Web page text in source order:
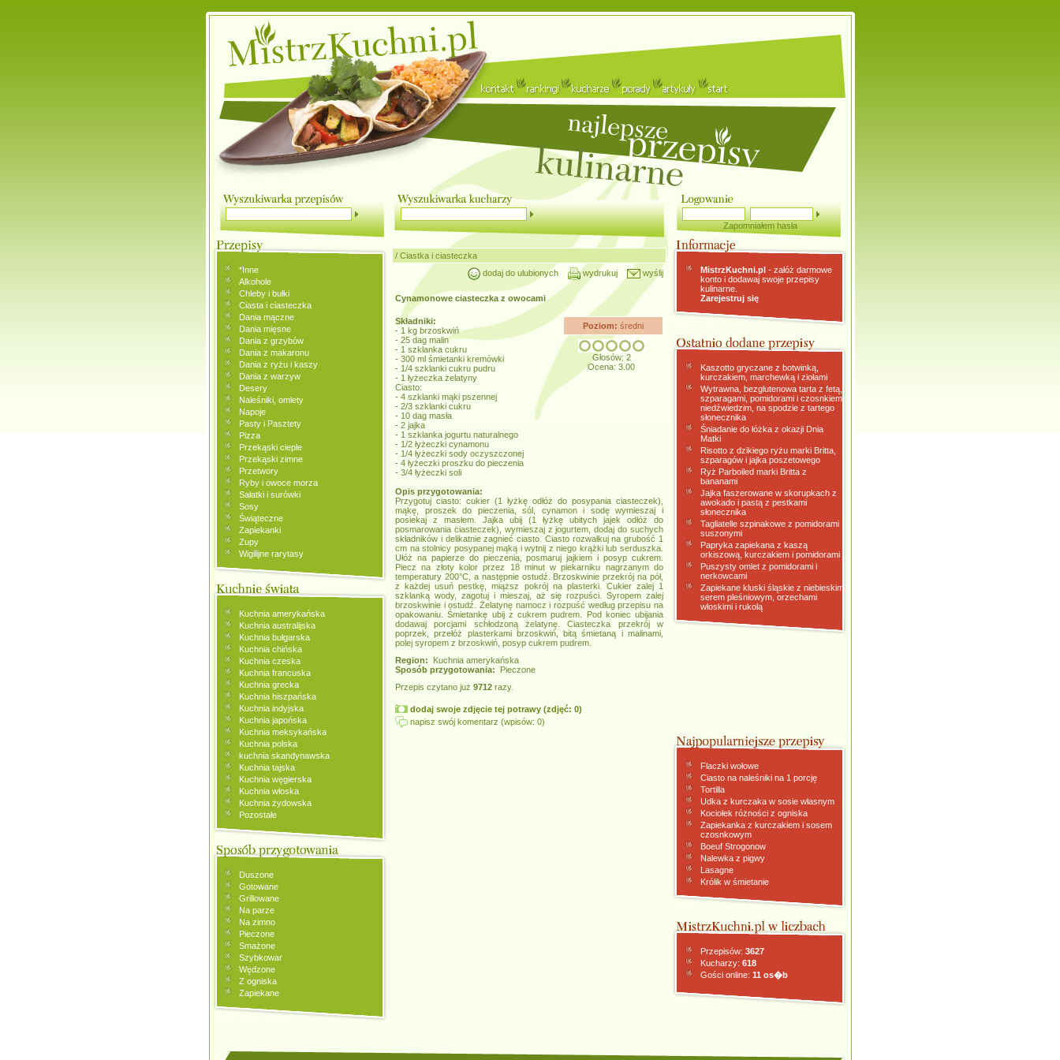
Zapomniałem hasła
*Inne
Alkohole
Chleby i bułki
Ciasta i ciasteczka
Dania mączne
Dania mięsne
Dania z grzybów
Dania z makaronu
Dania z ryżu i kaszy
Dania z warzyw
Desery
Naleśniki, omlety
Napoje
Pasty i Pasztety
Pizza
Przekąski ciepłe
Przekąski zimne
Przetwory
Ryby i owoce morza
Sałatki i surówki
Sosy
Świąteczne
Zapiekanki
Zupy
Wigilijne rarytasy
Kuchnia amerykańska
Kuchnia australijska
Kuchnia bułgarska
Kuchnia chińska
Kuchnia czeska
Kuchnia francuska
Kuchnia grecka
Kuchnia hiszpańska
Kuchnia indyjska
Kuchnia japońska
Kuchnia meksykańska
Kuchnia polska
kuchnia skandynawska
Kuchnia tajska
Kuchnia węgierska
Kuchnia włoska
Kuchnia żydowska
Pozostałe
Duszone
Gotowane
Grillowane
Na parze
Na zimno
Pieczone
Smażone
Szybkowar
Wędzone
Z ogniska
Zapiekane
/ Ciastka i ciasteczka
dodaj do ulubionych
wydrukuj wyślij
Cynamonowe ciasteczka z owocami
Poziom: średni
Głosów: 2
Ocena: 3.00
Składniki:
- 1 kg brzoskwiń
- 25 dag malin
- 1 szklanka cukru
- 300 ml śmietanki kremówki
- 1/4 szklanki cukru pudru
- 1 łyżeczka żelatyny
Ciasto:
- 4 szklanki mąki pszennej
- 2/3 szklanki cukru
- 10 dag masła
- 2 jajka
- 1 szklanka jogurtu naturalnego
- 1/2 łyżeczki cynamonu
- 1/4 łyżeczki sody oczyszczonej
- 4 łyżeczki proszku do pieczenia
- 3/4 łyżeczki soli
Opis przygotowania:
Przygotuj ciasto: cukier (1 łyżkę odłóż do posypania ciasteczek),
mąkę, proszek do pieczenia, sól, cynamon i sodę wymieszaj i
posiekaj z masłem. Jajka ubij (1 łyżkę ubitych jajek odłóż do
posmarowania ciasteczek), wymieszaj z jogurtem, dodaj do suchych
składników i delikatnie zagnieć ciasto. Ciasto rozwałkuj na grubość 1
cm na stolnicy posypanej mąką i wytnij z niego krążki lub serduszka.
Ułóż na papierze do pieczenia, posmaruj jajkiem i posyp cukrem.
Piecz na złoty kolor przez 18 minut w piekarniku nagrzanym do
temperatury 200°C, a następnie ostudź. Brzoskwinie przekrój na pół,
z każdej usuń pestkę, miąższ pokrój na plasterki. Cukier zalej 1
szklanką wody, zagotuj i mieszaj, aż się rozpuści. Syropem zalej
brzoskwinie i ostudź. Żelatynę namocz i rozpuść według przepisu na
opakowaniu. Śmietankę ubij z cukrem pudrem. Pod koniec ubijania
dodawaj porcjami schłodzoną żelatynę. Ciasteczka przekrój w
poprzek, przełóż plasterkami brzoskwiń, bitą śmietaną i malinami,
polej syropem z brzoskwiń, posyp cukrem pudrem.
Region: Kuchnia amerykańska
Sposób przygotowania: Pieczone
Przepis czytano już 9712 razy.
dodaj swoje zdjęcie tej potrawy (zdjęć: 0)
napisz swój komentarz (wpisów: 0)
MistrzKuchni.pl- załóż darmowe
konto i dodawaj swoje przepisy
kulinarne.
Zarejestruj się
Kaszotto gryczane z botwinką,
kurczakiem, marchewką i ziołami
Wytrawna, bezglutenowa tarta z fetą,
szparagami, pomidorami i czosnkiem
niedźwiedzim, na spodzie z tartego
słonecznika
Śniadanie do łóżka z okazji Dnia
Matki
Risotto z dzikiego ryżu marki Britta,
szparagów i jajka poszetowego
Ryż Parboiled marki Britta z
bananami
Jajka faszerowane w skorupkach z
awokado i pastą z pestkami
słonecznika
Tagliatelle szpinakowe z pomidorami
suszonymi
Papryka zapiekana z kaszą
orkiszową, kurczakiem i pomidorami
Puszysty omlet z pomidorami i
nerkowcami
Zapiekane kluski śląskie z niebieskim
serem pleśniowym, orzechami
włoskimi i rukolą
Flaczki wołowe
Ciasto na naleśniki na 1 porcję
Tortilla
Udka z kurczaka w sosie własnym
Kociołek różności z ogniska
Zapiekanka z kurczakiem i sosem
czosnkowym
Boeuf Strogonow
Nalewka z pigwy
Lasagne
Królik w śmietanie
Przepisów: 3627
Kucharzy: 618
Gości online: 11 os�b